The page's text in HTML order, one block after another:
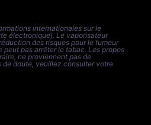
internationales sur le
électronique). Le vaporisateur
des risques pour le fumeur
peut pas arrêter le tabac. Les propos
ne proviennent pas de
de doute, veuillez consulter votre